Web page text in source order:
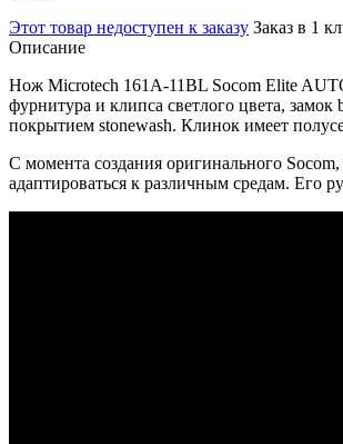
Этот товар недоступен к заказу Заказ в 1
Описание
Нож Microtech 161A-11BL Socom Elite
фурнитура и клипса светлого цвета,
покрытием stonewash. Клинок имеет
С момента создания оригинального
адаптироваться к различным средам. Его